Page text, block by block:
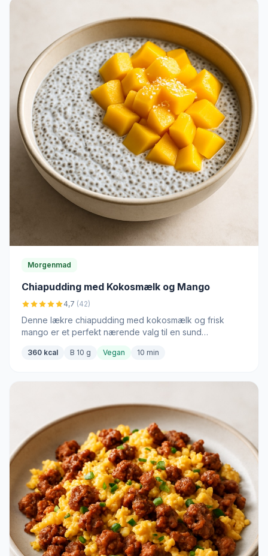
Morgenmad
Chiapudding med Kokosmælk og Mango
4,7 (42)
Denne lækre chiapudding med kokosmælk og frisk
mango er et perfekt nærende valg til en sund
360 kcal B 10 g Vegan 10 min